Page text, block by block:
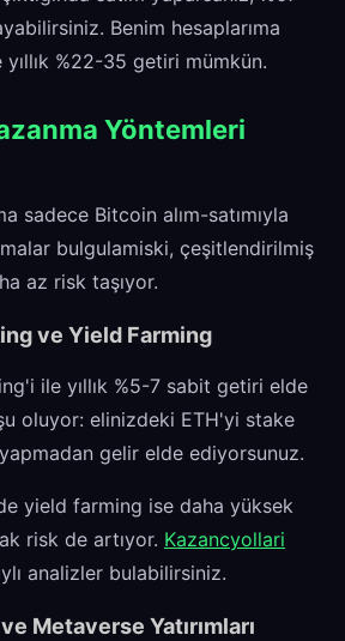
Benim hesaplarıma
%22-35 getiri mümkün.
Yöntemleri
sadece Bitcoin alım-satımıyla
bulgulamiski, çeşitlendirilmiş
az risk taşıyor.
ve Yield Farming
ile yıllık %5-7 sabit getiri elde
oluyor: elinizdeki ETH'yi stake
gelir elde ediyorsunuz.
yield farming ise daha yüksek
risk de artıyor. Kazancyollari
analizler bulabilirsiniz.
Metaverse Yatırımları